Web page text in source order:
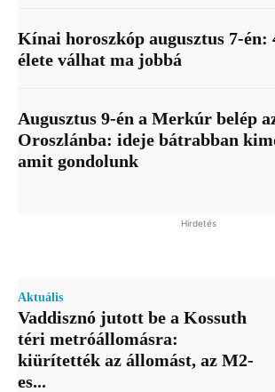
Kínai horoszkóp augusztus 7-én:
élete válhat ma jobbá
Augusztus 9-én a Merkúr belép
Oroszlánba: ideje bátrabban
amit gondolunk
Hirdetés
Aktuális
Vaddisznó jutott be a Kossuth
téri metróállomásra:
kiürítették az állomást, az M2-
es...